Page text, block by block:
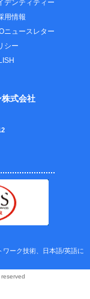
デンティティー
用情報
ニュースレター
シー
式会社
ーク技術、日本語/英語に